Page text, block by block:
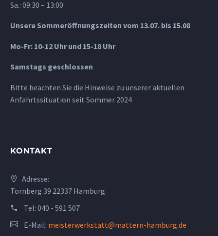
Sa.: 09:30 – 13:00
Unsere Sommeröffnungszeiten vom 13.07. bis 15.08
Mo-Fr: 10-12 Uhr und 15-18 Uhr
Samstags geschlossen
Bitte beachten Sie die Hinweise zu unserer aktuellen
Anfahrtssituation seit Sommer 2024
KONTAKT
Adresse:
Tornberg 39 22337 Hamburg
Tel: 040 - 591 507
E-Mail: meisterwerkstatt@mattern-hamburg.de